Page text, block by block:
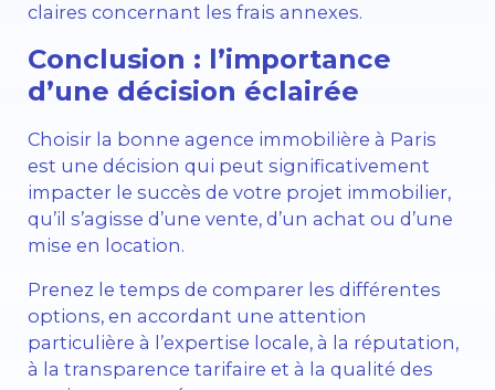
claires concernant les frais annexes.
Conclusion : l’importance
d’une décision éclairée
Choisir la bonne agence immobilière à Paris
est une décision qui peut significativement
impacter le succès de votre projet immobilier,
qu’il s’agisse d’une vente, d’un achat ou d’une
mise en location.
Prenez le temps de comparer les différentes
options, en accordant une attention
particulière à l’expertise locale, à la réputation,
à la transparence tarifaire et à la qualité des